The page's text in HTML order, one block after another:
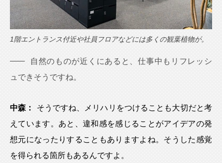
1階エントランス付近や社員フロアなどには多くの観葉植物が。
自然のものが近くにあると、仕事中もリフレッシ
ュできそうですね。
中森：
そうですね、メリハリをつけることも大切だと考
えています。あと、違和感を感じることがアイデアの発
想元になったりすることもありますよね。そうした感覚
を得られる箇所もあるんですよ。